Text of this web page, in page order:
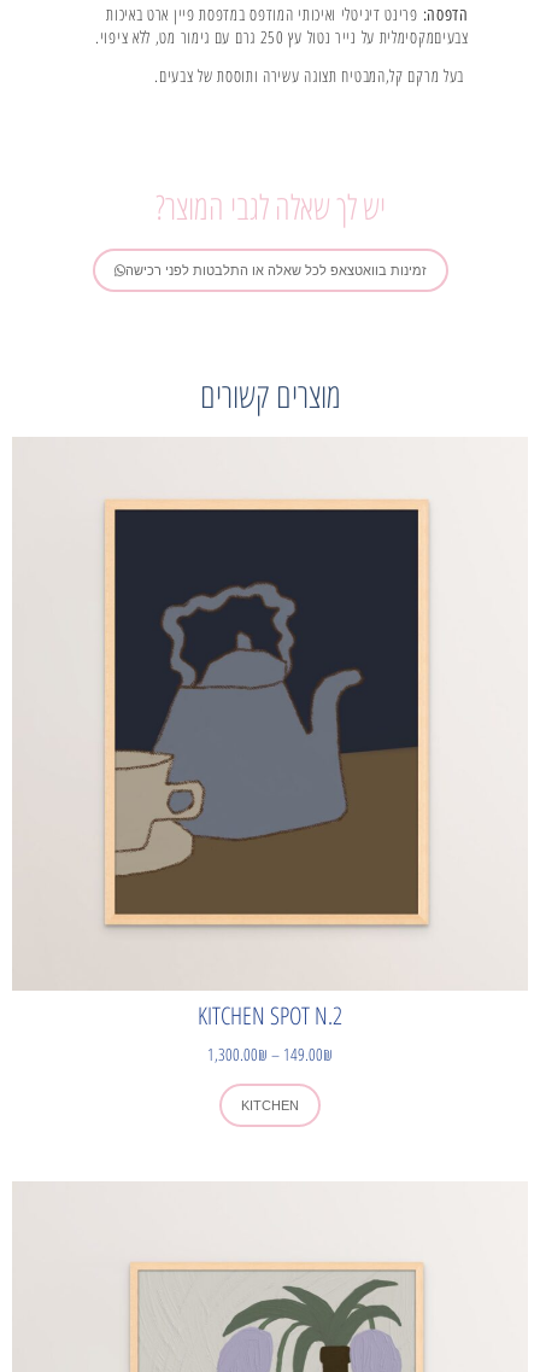
הדפסה: פרינט דיגיטלי ואיכותי המודפס במדפסת פיין ארט באיכות
צבעיםמקסימלית על נייר נטול עץ 250 גרם עם גימור מט, ללא ציפוי.
בעל מרקם קל,המבטיח תצוגה עשירה ותוססת של צבעים.
יש לך שאלה לגבי המוצר?
זמינות בוואטצאפ לכל שאלה או התלבטות לפני רכישה
מוצרים קשורים
KITCHEN SPOT N.2
149.00₪
–
1,300.00₪
KITCHEN